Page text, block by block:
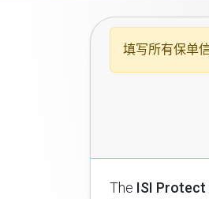
填写所有保单
The ISI Protect